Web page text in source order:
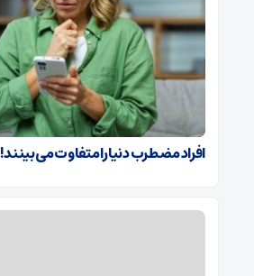
افراد مضطرب دنیا را متفاوت می بینند!